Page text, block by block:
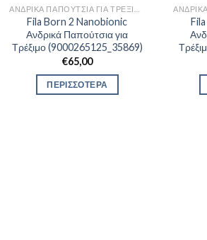
Fila Born 2 Nanobionic
Ανδρικά Παπούτσια για
Τρέξιμο (9000265125_35869)
€65,00
ΠΕΡΙΣΣΟΤΕΡΑ